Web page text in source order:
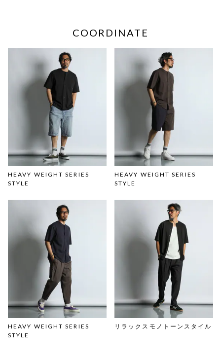
COORDINATE
HEAVY WEIGHT SERIES
STYLE
HEAVY WEIGHT SERIES
STYLE
HEAVY WEIGHT SERIES
STYLE
リラックスモノトーンスタイル